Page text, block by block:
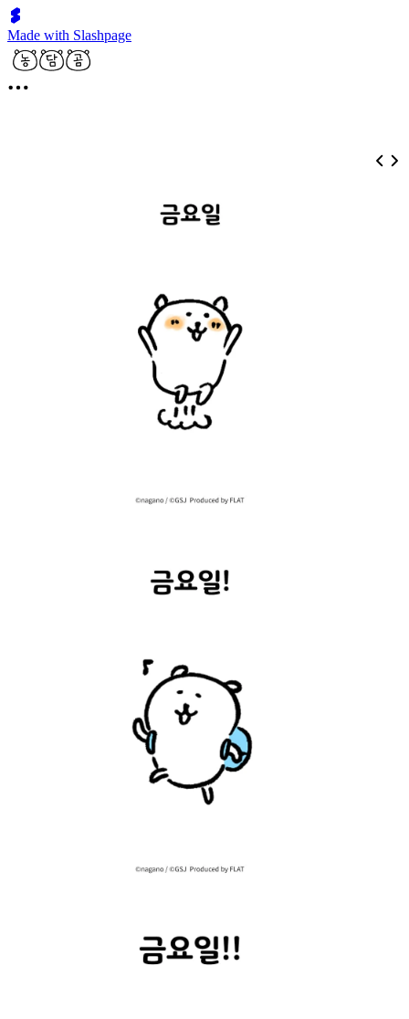
Made with Slashpage